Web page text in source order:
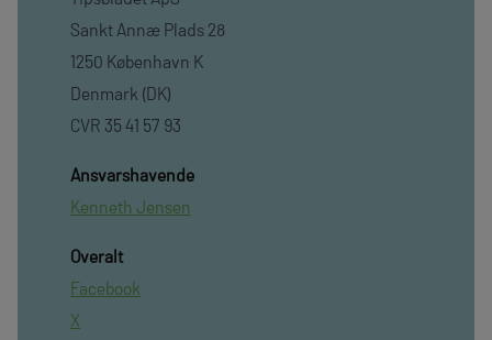
Sankt Annæ Plads 28
1250 København K
Denmark (DK)
CVR 35 41 57 93
Ansvarshavende
Kenneth Jensen
Overalt
Facebook
X